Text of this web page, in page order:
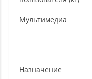
Мультимедиа
Назначение